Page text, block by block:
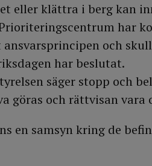
eller klättra i berg kan
har
ansvarsprincipen och
har beslutat.
säger stopp och
göras och rättvisan vara
en samsyn kring de